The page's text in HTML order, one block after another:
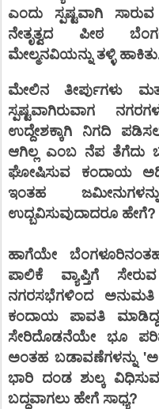
ಎಂದು ಸ್ಪಷ್ಟವಾಗಿ
ನೇತೃತ್ವದ ಪೀಠ
ಮೇಲ್ಮನವಿಯನ್ನು ತಳ್ಳಿ
ಮೇಲಿನ ತೀರ್ಪುಗಳು
ಸ್ಪಷ್ಟವಾಗಿರುವಾಗ
ಉದ್ದೇಶಕ್ಕಾಗಿ ನಿಗದಿ
ಆಗಿಲ್ಲ ಎಂಬ ನೆಪ ತೆಗೆದು
ಘೋಷಿಸುವ ಕಂದಾಯ
ಇಂತಹ
ಉದ್ಬವಿಸುವುದಾದರೂ ಹೇಗೆ?
ಹಾಗೆಯೇ
ಪಾಲಿಕೆ ವ್ಯಾಪ್ತಿಗೆ
ನಗರಸಭೆಗಳಿಂದ
ಕಂದಾಯ ಪಾವತಿ
ಸೇರಿದೊಡನೆಯೇ ಭೂ
ಅಂತಹ ಬಡಾವಣೆಗಳನ್ನು
ಭಾರಿ ದಂಡ ಶುಲ್ಕ
ಬದ್ಧವಾಗಲು ಹೇಗೆ ಸಾಧ್ಯ?